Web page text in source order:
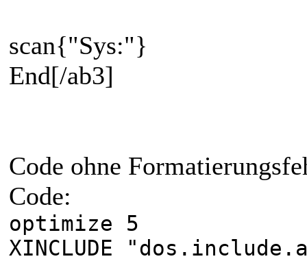
scan{"Sys:"}
End[/ab3]
Code ohne
Code:
optimize 5
XINCLUDE